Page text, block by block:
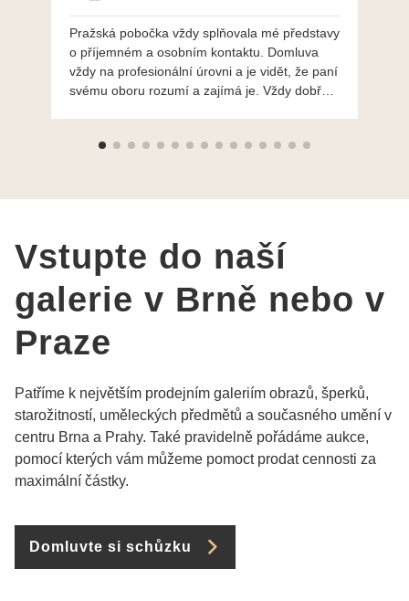
Pražská pobočka vždy splňovala mé představy
o příjemném a osobním kontaktu. Domluva
vždy na profesionální úrovni a je vidět, že paní
svému oboru rozumí a zajímá je. Vždy dobře a
výběru, jak už bylo napsáno - na požádání
Vstupte do naší
galerie v Brně nebo v
Praze
Patříme k největším prodejním galeriím obrazů, šperků,
starožitností, uměleckých předmětů a současného umění v
centru Brna a Prahy. Také pravidelně pořádáme aukce,
pomocí kterých vám můžeme pomoct prodat cennosti za
maximální částky.
Domluvte si schůzku